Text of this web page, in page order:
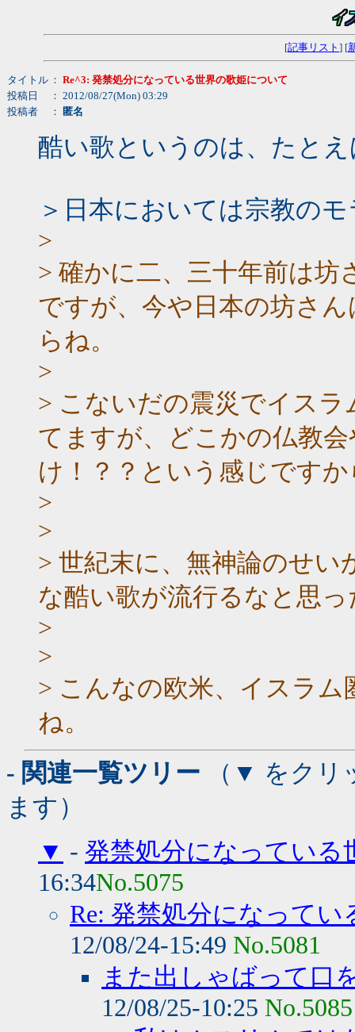
[記事リスト ] [
タイトル ： Re^3: 発禁処分になっている世界の歌姫について
投稿日
： 2012/08/27(Mon) 03:29
投稿者
： 匿名
酷い歌というのは、たと
＞日本においては宗教の
>
> 確かに二、三十年前は
ですが、今や日本の坊さ
らね。
>
> こないだの震災でイス
てますが、どこかの仏教
け！？？という感じです
>
>
> 世紀末に、無神論のせ
な酷い歌が流行るなと思
>
>
> こんなの欧米、イスラ
ね。
- 関連一覧ツリー （▼ をクリ
ます）
▼ - 発禁処分になっている
16:34No.5075
Re: 発禁処分になって
12/08/24-15:49 No.5081
また出しゃばって口
12/08/25-10:25 No.5085